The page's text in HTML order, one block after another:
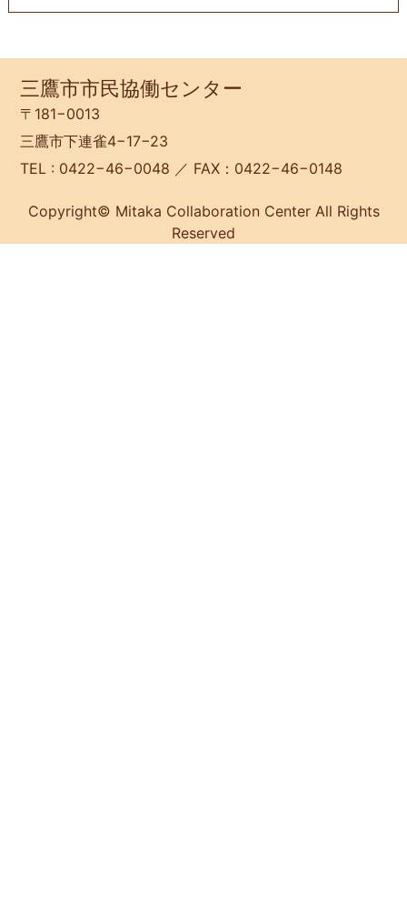
三鷹市市民協働センター
〒181−0013
三鷹市下連雀4−17−23
TEL : 0422−46−0048 ／ FAX：0422−46−0148
Copyright© Mitaka Collaboration Center All Rights
Reserved